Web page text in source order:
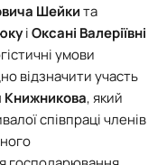
Шейкита
іОксані Валеріївні
умови
відзначити участь
Книжникова, який
співпраці членів